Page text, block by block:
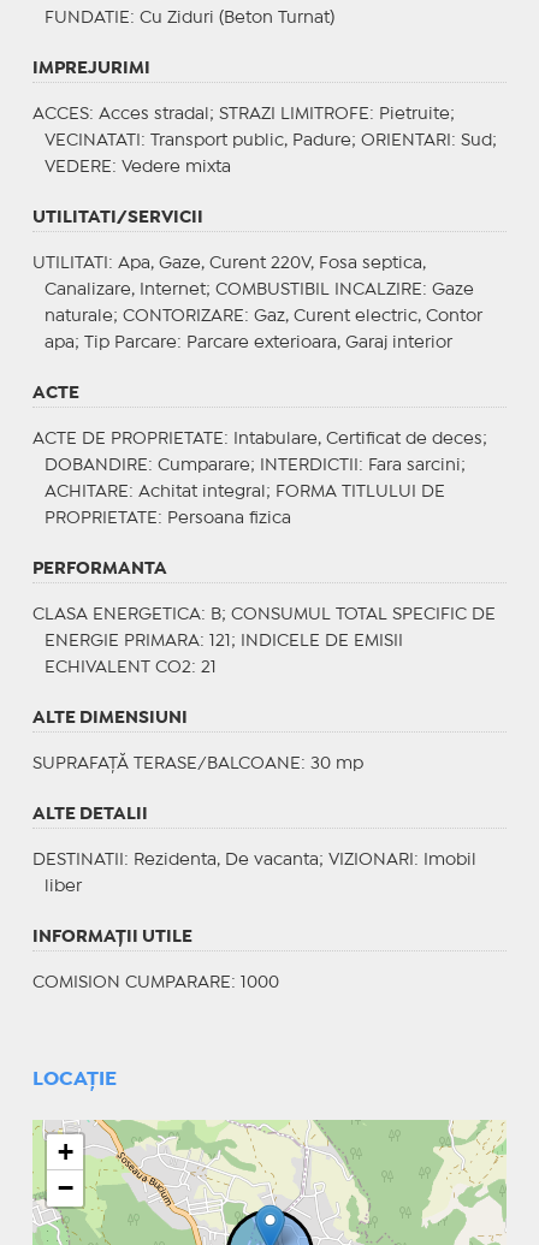
FUNDATIE : Cu Ziduri (Beton Turnat)
IMPREJURIMI
ACCES: Acces stradal; STRAZI LIMITROFE : Pietruite;
VECINATATI : Transport public, Padure; ORIENTARI : Sud;
VEDERE : Vedere mixta
UTILITATI/SERVICII
UTILITATI : Apa, Gaze, Curent 220V, Fosa septica,
Canalizare, Internet; COMBUSTIBIL INCALZIRE : Gaze
naturale; CONTORIZARE : Gaz, Curent electric, Contor
apa;
Tip Parcare: Parcare exterioara, Garaj interior
ACTE
ACTE DE PROPRIETATE : Intabulare, Certificat de deces;
DOBANDIRE : Cumparare; INTERDICTII : Fara sarcini;
ACHITARE : Achitat integral; FORMA TITLULUI DE
PROPRIETATE : Persoana fizica
PERFORMANTA
CLASA ENERGETICA: B; CONSUMUL TOTAL SPECIFIC DE
ENERGIE PRIMARA: 121;
INDICELE DE EMISII
ECHIVALENT CO2: 21
ALTE DIMENSIUNI
SUPRAFAȚĂ TERASE/BALCOANE: 30 mp
ALTE DETALII
DESTINATII : Rezidenta, De vacanta; VIZIONARI : Imobil
liber
INFORMAŢII UTILE
COMISION CUMPARARE: 1000
LOCAȚIE
+
−